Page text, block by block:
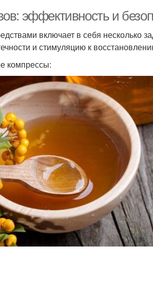
эффективность и
включает в себя несколько
и стимуляцию к
компрессы: